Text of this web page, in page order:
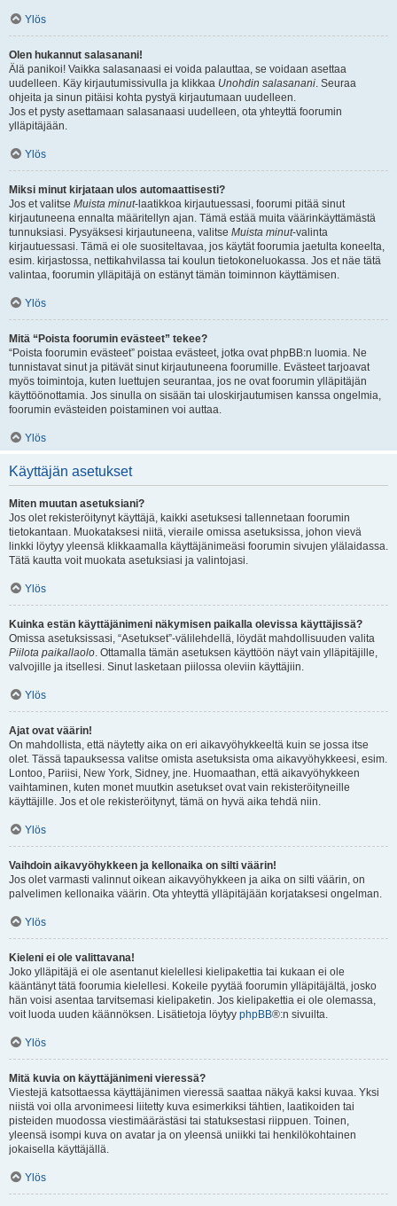
Ylös
Olen hukannut salasanani!
Älä panikoi! Vaikka salasanaasi ei voida palauttaa, se voidaan asettaa
uudelleen. Käy kirjautumissivulla ja klikkaa Unohdin salasanani. Seuraa
ohjeita ja sinun pitäisi kohta pystyä kirjautumaan uudelleen.
Jos et pysty asettamaan salasanaasi uudelleen, ota yhteyttä foorumin
ylläpitäjään.
Ylös
Miksi minut kirjataan ulos automaattisesti?
Jos et valitse Muista minut-laatikkoa kirjautuessasi, foorumi pitää sinut
kirjautuneena ennalta määritellyn ajan. Tämä estää muita väärinkäyttämästä
tunnuksiasi. Pysyäksesi kirjautuneena, valitse Muista minut-valinta
kirjautuessasi. Tämä ei ole suositeltavaa, jos käytät foorumia jaetulta koneelta,
esim. kirjastossa, nettikahvilassa tai koulun tietokoneluokassa. Jos et näe tätä
valintaa, foorumin ylläpitäjä on estänyt tämän toiminnon käyttämisen.
Ylös
Mitä “Poista foorumin evästeet” tekee?
“Poista foorumin evästeet” poistaa evästeet, jotka ovat phpBB:n luomia. Ne
tunnistavat sinut ja pitävät sinut kirjautuneena foorumille. Evästeet tarjoavat
myös toimintoja, kuten luettujen seurantaa, jos ne ovat foorumin ylläpitäjän
käyttöönottamia. Jos sinulla on sisään tai uloskirjautumisen kanssa ongelmia,
foorumin evästeiden poistaminen voi auttaa.
Ylös
Käyttäjän asetukset
Miten muutan asetuksiani?
Jos olet rekisteröitynyt käyttäjä, kaikki asetuksesi tallennetaan foorumin
tietokantaan. Muokataksesi niitä, vieraile omissa asetuksissa, johon vievä
linkki löytyy yleensä klikkaamalla käyttäjänimeäsi foorumin sivujen ylälaidassa.
Tätä kautta voit muokata asetuksiasi ja valintojasi.
Ylös
Kuinka estän käyttäjänimeni näkymisen paikalla olevissa käyttäjissä?
Omissa asetuksissasi, “Asetukset”-välilehdellä, löydät mahdollisuuden valita
Piilota paikallaolo. Ottamalla tämän asetuksen käyttöön näyt vain ylläpitäjille,
valvojille ja itsellesi. Sinut lasketaan piilossa oleviin käyttäjiin.
Ylös
Ajat ovat väärin!
On mahdollista, että näytetty aika on eri aikavyöhykkeeltä kuin se jossa itse
olet. Tässä tapauksessa valitse omista asetuksista oma aikavyöhykkeesi, esim.
Lontoo, Pariisi, New York, Sidney, jne. Huomaathan, että aikavyöhykkeen
vaihtaminen, kuten monet muutkin asetukset ovat vain rekisteröityneille
käyttäjille. Jos et ole rekisteröitynyt, tämä on hyvä aika tehdä niin.
Ylös
Vaihdoin aikavyöhykkeen ja kellonaika on silti väärin!
Jos olet varmasti valinnut oikean aikavyöhykkeen ja aika on silti väärin, on
palvelimen kellonaika väärin. Ota yhteyttä ylläpitäjään korjataksesi ongelman.
Ylös
Kieleni ei ole valittavana!
Joko ylläpitäjä ei ole asentanut kielellesi kielipakettia tai kukaan ei ole
kääntänyt tätä foorumia kielellesi. Kokeile pyytää foorumin ylläpitäjältä, josko
hän voisi asentaa tarvitsemasi kielipaketin. Jos kielipakettia ei ole olemassa,
voit luoda uuden käännöksen. Lisätietoja löytyy phpBB®:n sivuilta.
Ylös
Mitä kuvia on käyttäjänimeni vieressä?
Viestejä katsottaessa käyttäjänimen vieressä saattaa näkyä kaksi kuvaa. Yksi
niistä voi olla arvonimeesi liitetty kuva esimerkiksi tähtien, laatikoiden tai
pisteiden muodossa viestimäärästäsi tai statuksestasi riippuen. Toinen,
yleensä isompi kuva on avatar ja on yleensä uniikki tai henkilökohtainen
jokaisella käyttäjällä.
Ylös